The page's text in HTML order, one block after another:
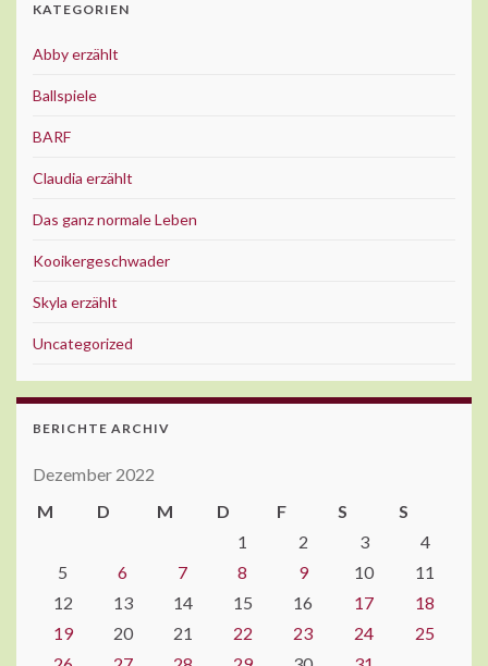
KATEGORIEN
Abby erzählt
Ballspiele
BARF
Claudia erzählt
Das ganz normale Leben
Kooikergeschwader
Skyla erzählt
Uncategorized
BERICHTE ARCHIV
Dezember 2022
M
D M D F S
S
1
2 3
4
5
6 7 8 9 10
11
12
13 14 15 16 17
18
19
20 21 22 23 24
25